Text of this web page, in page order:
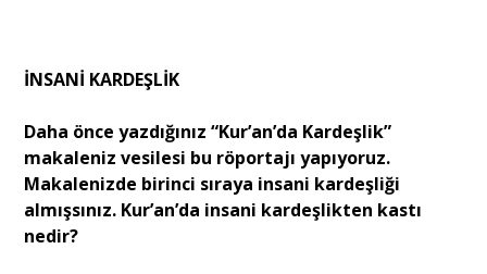
İNSANİ KARDEŞLİK
Daha önce yazdığınız “Kur’an’da Kardeşlik”
makaleniz vesilesi bu röportajı yapıyoruz.
Makalenizde birinci sıraya insani kardeşliği
almışsınız. Kur’an’da insani kardeşlikten kastı
nedir?